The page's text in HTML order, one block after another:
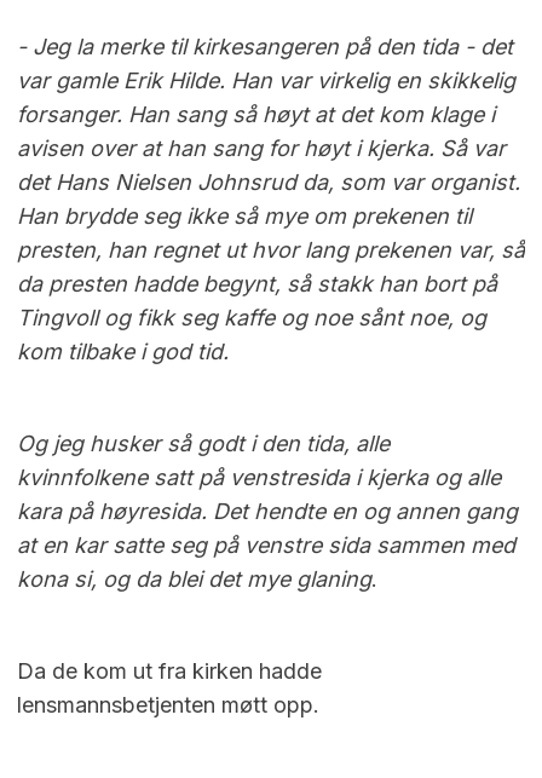
- Jeg la merke til kirkesangeren på den tida - det
var gamle Erik Hilde. Han var virkelig en skikkelig
forsanger. Han sang så høyt at det kom klage i
avisen over at han sang for høyt i kjerka. Så var
det Hans Nielsen Johnsrud da, som var organist.
Han brydde seg ikke så mye om prekenen til
presten, han regnet ut hvor lang prekenen var, så
da presten hadde begynt, så stakk han bort på
Tingvoll og fikk seg kaffe og noe sånt noe, og
kom tilbake i god tid.
Og jeg husker så godt i den tida, alle
kvinnfolkene satt på venstresida i kjerka og alle
kara på høyresida. Det hendte en og annen gang
at en kar satte seg på venstre sida sammen med
kona si, og da blei det mye glaning.
Da de kom ut fra kirken hadde
lensmannsbetjenten møtt opp.